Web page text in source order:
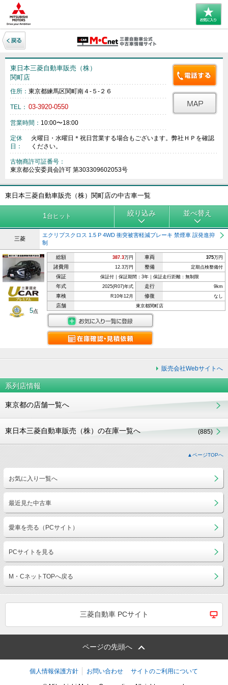
東日本三菱自動車販売（株）
関町店
住所： 東京都練馬区関町南４‐５‐２６
TEL： 03-3920-0550
営業時間： 10:00〜18:00
定休
日：
火曜日・水曜日＊祝日営業する場合もございます。弊社ＨＰを確認
ください。
古物商許可証番号：
東京都公安委員会許可 第303309602053号
東日本三菱自動車販売（株）関町店の中古車一覧
1 台ヒット 絞り込み 並べ替え
三菱
エクリプスクロス 1.5 P 4WD 衝突被害軽減ブレーキ 禁煙車 誤発進抑
制
5点
総額 387.3万円 車両 375万円
諸費用 12.3万円 整備 定期点検整備付
保証 保証付｜保証期間：3年｜保証走行距離：無制限
年式 2025(R07)年式 走行 9km
車検 R10年12月 修復 なし
店舗 東京都関町店
販売会社Webサイトへ
系列店情報
東京都の店舗一覧へ
東日本三菱自動車販売（株）の在庫一覧へ (885)
▲ページTOPへ
お気に入り一覧へ
最近見た中古車
愛車を売る（PCサイト）
PCサイトを見る
M・CネットTOPへ戻る
三菱自動車 PCサイト
ページの先頭へ
個人情報保護方針 お問い合わせ サイトのご利用について